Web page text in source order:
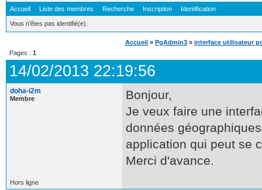
Accueil Liste des membres Recherche Inscription Identification
Vous n'êtes pas identifié(e).
Accueil » PgAdmin3 » interface utilisateur
Pages : 1
14/02/2013 22:19:56
doha-i2m
Membre
Bonjour,
Je veux faire une
données
application qui peut se
Merci d'avance.
Hors ligne